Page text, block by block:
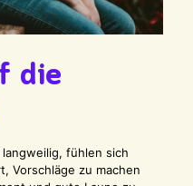
die
fühlen sich
Vorschläge zu machen